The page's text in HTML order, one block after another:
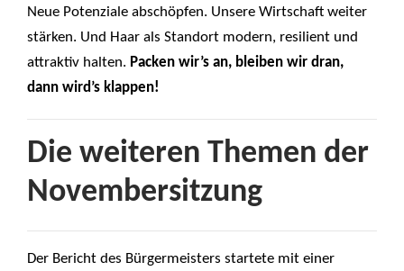
Neue Potenziale abschöpfen. Unsere Wirtschaft weiter
stärken. Und Haar als Standort modern, resilient und
attraktiv halten. Packen wir’s an, bleiben wir dran,
dann wird’s klappen!
Die weiteren Themen der
Novembersitzung
Der Bericht des Bürgermeisters startete mit einer